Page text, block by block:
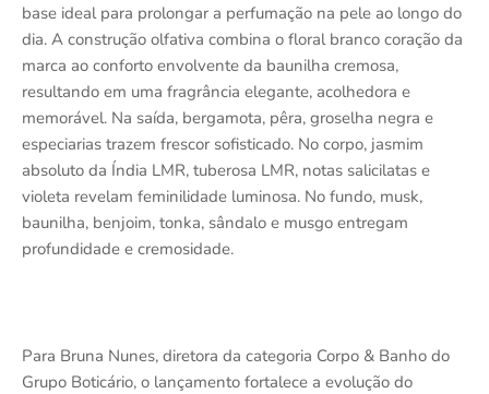
base ideal para prolongar a perfumação na pele ao longo do
dia. A construção olfativa combina o floral branco coração da
marca ao conforto envolvente da baunilha cremosa,
resultando em uma fragrância elegante, acolhedora e
memorável. Na saída, bergamota, pêra, groselha negra e
especiarias trazem frescor sofisticado. No corpo, jasmim
absoluto da Índia LMR, tuberosa LMR, notas salicilatas e
violeta revelam feminilidade luminosa. No fundo, musk,
baunilha, benjoim, tonka, sândalo e musgo entregam
profundidade e cremosidade.
Para Bruna Nunes, diretora da categoria Corpo & Banho do
Grupo Boticário, o lançamento fortalece a evolução do